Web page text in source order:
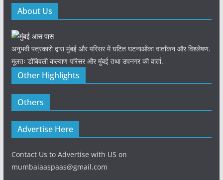
About Us
अनुभवी पत्रकारो द्वारा मुंबई और परिसर में घटित घटनाओंका वार्तांकन और विश्लेषण.
मूलतः डोंबिवली कल्याण परिसर और मुंबई तथा उपनगर की वार्ता.
Other Highlights
Others
Advertise Here
Contact Us to Advertise with US on
mumbaiaaspaas@gmail.com